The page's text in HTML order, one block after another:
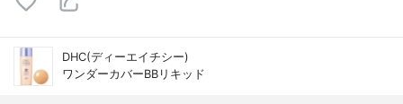
DHC(ディーエイチシー)
ワンダーカバーBBリキッド